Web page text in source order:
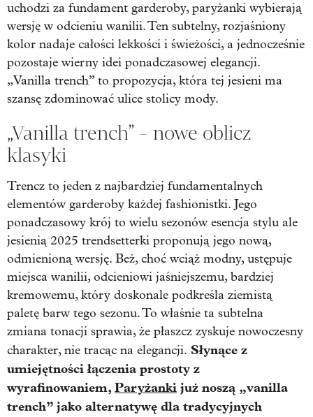
uchodzi za fundament garderoby, paryżanki wybierają
wersję w odcieniu wanilii. Ten subtelny, rozjaśniony
kolor nadaje całości lekkości i świeżości, a jednocześnie
pozostaje wierny idei ponadczasowej elegancji.
„Vanilla trench” to propozycja, która tej jesieni ma
szansę zdominować ulice stolicy mody.
„Vanilla trench” - nowe oblicz
klasyki
Trencz to jeden z najbardziej fundamentalnych
elementów garderoby każdej fashionistki. Jego
ponadczasowy krój to wielu sezonów esencja stylu ale
jesienią 2025 trendsetterki proponują jego nową,
odmienioną wersję. Beż, choć wciąż modny, ustępuje
miejsca wanilii, odcieniowi jaśniejszemu, bardziej
kremowemu, który doskonale podkreśla ziemistą
paletę barw tego sezonu. To właśnie ta subtelna
zmiana tonacji sprawia, że płaszcz zyskuje nowoczesny
charakter, nie tracąc na elegancji. Słynące z
umiejętności łączenia prostoty z
wyrafinowaniem, Paryżanki już noszą „vanilla
trench” jako alternatywę dla tradycyjnych